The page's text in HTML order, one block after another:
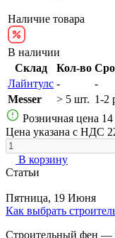
Наличие товара
В наличии
Склад
Кол-во
Лайнтулс -
-
Messer
> 5 шт. 1-2
Розничная цена
Цена указана с НДС
В корзину
Статьи
Пятница, 19 Июня
Как выбрать
Строительный фен —